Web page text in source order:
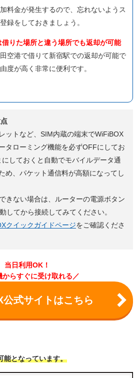
料金が発生するので、忘れないようス
録をしておきましょう。
りた場所と違う場所でも返却が可能
空港で借りて新宿駅での返却が可能で
度が高く非常に便利です。
ットなど、SIM内蔵の端末でWiFiBOX
タローミング機能を必ずOFFにしてお
しておくと自動でモバイルデータ通
め、パケット通信料が高額になってし
きない場合は、ルーターの電源ボタン
してから接続してみてください。
クイックガイドページをご確認くださ
当日利用OK！
からすぐに受け取れる／
式サイトはこちら
能となっています。